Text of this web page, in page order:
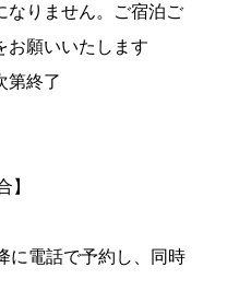
りません。ご宿泊ご
お願いいたします
第終了
】
に電話で予約し、同時